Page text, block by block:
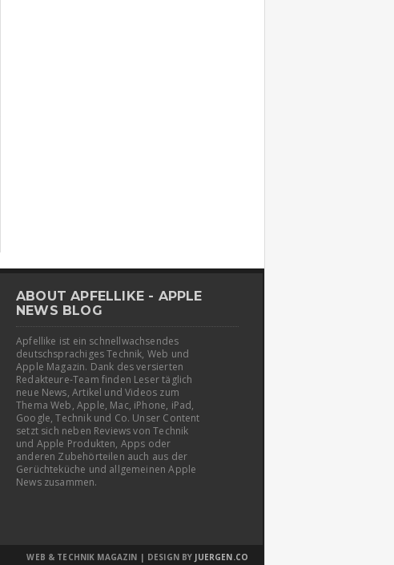
ABOUT APFELLIKE - APPLE
NEWS BLOG
Apfellike ist ein schnellwachsendes
deutschsprachiges Technik, Web und
Apple Magazin. Dank des versierten
Redakteure-Team finden Leser täglich
neue News, Artikel und Videos zum
Thema Web, Apple, Mac, iPhone, iPad,
Google, Technik und Co. Unser Content
setzt sich neben Reviews von Technik
und Apple Produkten, Apps oder
anderen Zubehörteilen auch aus der
Gerüchteküche und allgemeinen Apple
News zusammen.
WEB & TECHNIK MAGAZIN | DESIGN BY JUERGEN.CO